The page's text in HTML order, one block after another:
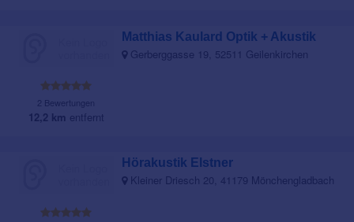
2 Bewertungen
12,2 km entfernt
Matthias Kaulard Optik + Akustik
Gerberggasse 19, 52511 Geilenkirchen
Hörakustik Elstner
Kleiner Driesch 20, 41179 Mönchengladbach